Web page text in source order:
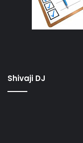
Shivaji DJ